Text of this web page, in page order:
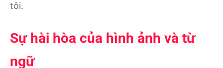
tôi.
Sự hài hòa của hình ảnh và từ
ngữ